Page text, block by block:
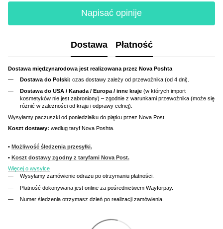
Napisać opinije
Dostawa Płatność
Dostawa międzynarodowa jest realizowana przez Nova Poshta
Dostawa do Polski: czas dostawy zależy od przewoźnika (od 4 dni).
Dostawa do USA / Kanada / Europa / inne kraje (w których import
kosmetyków nie jest zabroniony) – zgodnie z warunkami przewoźnika (może się
różnić w zależności od kraju i odprawy celnej).
Wysyłamy paczuszki od poniedziałku do piątku przez Nova Post.
Koszt dostawy: według taryf Nova Poshta.
• Możliwość śledzenia przesyłki.
• Koszt dostawy zgodny z taryfami Nova Post.
Więcej o wysyłce
Wysyłamy zamówienie odrazu po otrzymaniu płatności.
Płatność dokonywana jest online za pośrednictwem Wayforpay.
Numer śledzenia otrzymasz dzień po realizacji zamówienia.